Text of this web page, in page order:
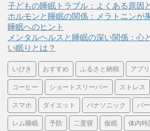
子どもの睡眠トラブル：よくある原因
ホルモンと睡眠の関係：メラトニンが
睡眠へのヒント
メンタルヘルスと睡眠の深い関係：心
い眠りとは？
いびき おすすめ ふるさと納税 アプリ
コーヒー ショートスリーパー ストレス
スマホ ダイエット パナソニック パ
レム睡眠 予防 二度寝 仮眠 体内時